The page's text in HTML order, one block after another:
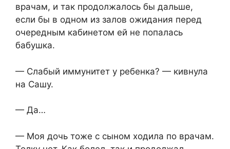
врачам, и так продолжалось бы дальше,
если бы в одном из залов ожидания перед
очередным кабинетом ей не попалась
бабушка.
— Слабый иммунитет у ребенка? — кивнула
на Сашу.
— Да…
— Моя дочь тоже с сыном ходила по врачам.